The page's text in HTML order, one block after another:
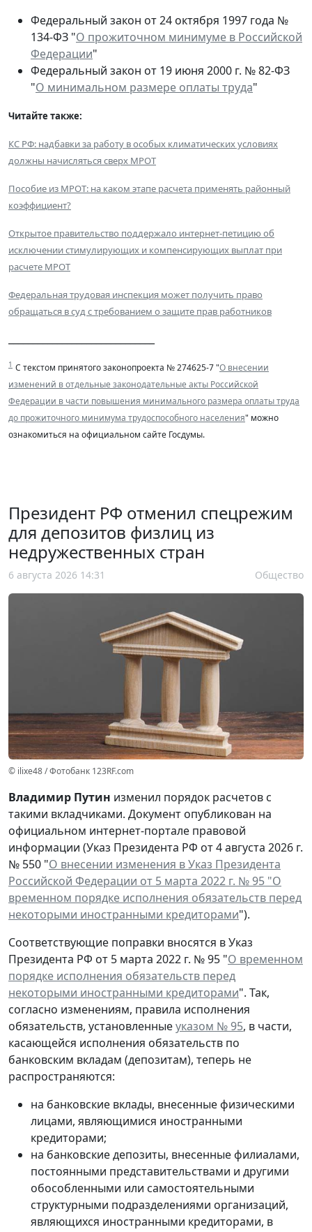
Федеральный закон от 24 октября 1997 года №
134-ФЗ "О прожиточном минимуме в Российской
Федерации"
Федеральный закон от 19 июня 2000 г. № 82-ФЗ
"О минимальном размере оплаты труда"
Читайте также:
КС РФ: надбавки за работу в особых климатических условиях
должны начисляться сверх МРОТ
Пособие из МРОТ: на каком этапе расчета применять районный
коэффициент?
Открытое правительство поддержало интернет-петицию об
исключении стимулирующих и компенсирующих выплат при
расчете МРОТ
Федеральная трудовая инспекция может получить право
обращаться в суд с требованием о защите прав работников
1 С текстом принятого законопроекта № 274625-7 "О внесении
изменений в отдельные законодательные акты Российской
Федерации в части повышения минимального размера оплаты труда
до прожиточного минимума трудоспособного населения" можно
ознакомиться на официальном сайте Госдумы.
Президент РФ отменил спецрежим
для депозитов физлиц из
недружественных стран
6 августа 2026 14:31 Общество
© ilixe48 / Фотобанк 123RF.com
Владимир Путин изменил порядок расчетов с
такими вкладчиками. Документ опубликован на
официальном интернет-портале правовой
информации (Указ Президента РФ от 4 августа 2026 г.
№ 550 "О внесении изменения в Указ Президента
Российской Федерации от 5 марта 2022 г. № 95 "О
временном порядке исполнения обязательств перед
некоторыми иностранными кредиторами").
Соответствующие поправки вносятся в Указ
Президента РФ от 5 марта 2022 г. № 95 "О временном
порядке исполнения обязательств перед
некоторыми иностранными кредиторами". Так,
согласно изменениям, правила исполнения
обязательств, установленныеуказом № 95, в части,
касающейся исполнения обязательств по
банковским вкладам (депозитам), теперь не
распространяются:
на банковские вклады, внесенные физическими
лицами, являющимися иностранными
кредиторами;
на банковские депозиты, внесенные филиалами,
постоянными представительствами и другими
обособленными или самостоятельными
структурными подразделениями организаций,
являющихся иностранными кредиторами, в